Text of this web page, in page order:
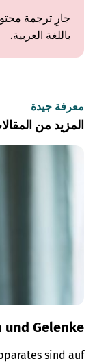
جارِ ترجمة
باللغة العربية.
معرفة جيدة
المزيد من
und Gelenke
sind auf